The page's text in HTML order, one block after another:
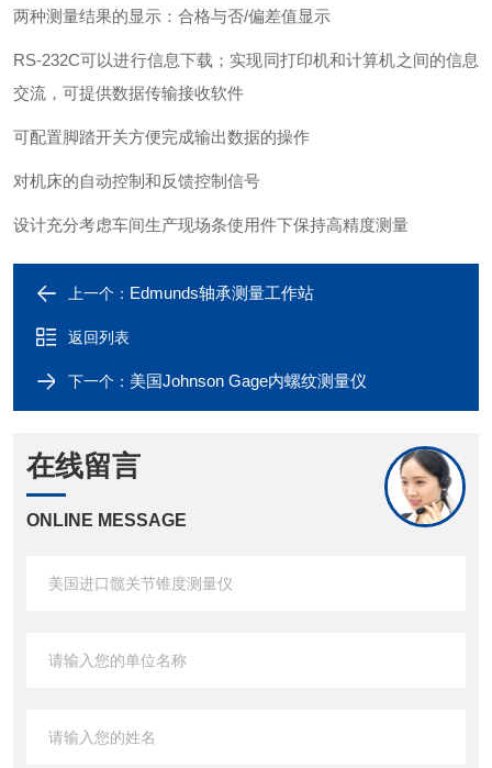
两种测量结果的显示：合格与否/偏差值显示
RS-232C可以进行信息下载；实现同打印机和计算机之间的信息
交流，可提供数据传输接收软件
可配置脚踏开关方便完成输出数据的操作
对机床的自动控制和反馈控制信号
设计充分考虑车间生产现场条使用件下保持高精度测量
上一个： Edmunds轴承测量工作站
返回列表
下一个： 美国Johnson Gage内螺纹测量仪
在线留言
ONLINE MESSAGE